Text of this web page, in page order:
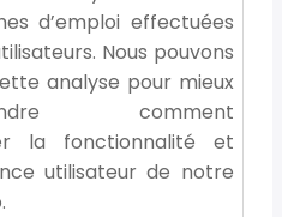
d’emploi effectuées
Nous pouvons
analyse pour mieux
comment
la fonctionnalité et
utilisateur de notre